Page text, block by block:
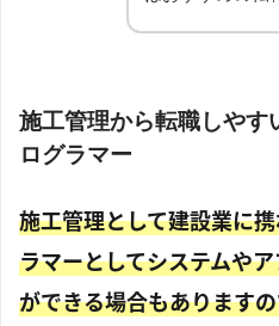
施工管理から転職しやす
ログラマー
施工管理として建設業に
ラマーとしてシステムや
ができる場合もあります